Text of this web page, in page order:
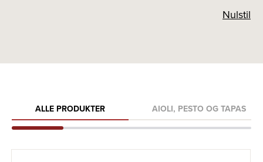
Nulstil
ALLE PRODUKTER AIOLI, PESTO OG TAPAS